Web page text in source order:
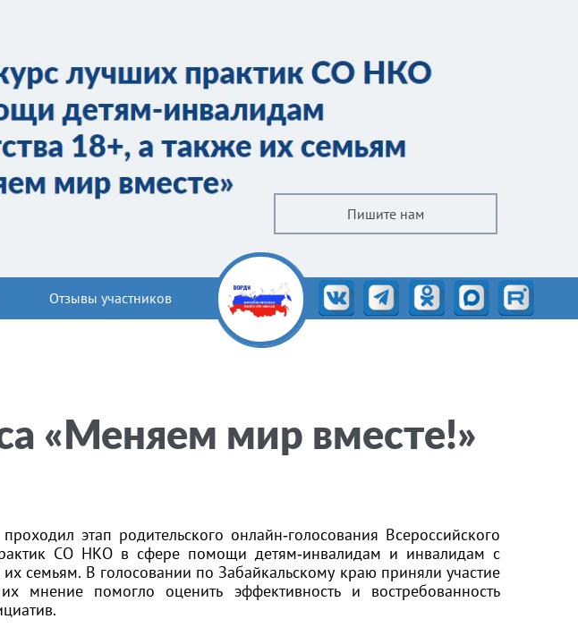
Пишите нам
Отзывы участников
«Меняем мир вместе!»
этап родительского онлайн‑голосования Всероссийского
СО НКО в сфере помощи детям‑инвалидам и инвалидам с
их семьям. В голосовании по Забайкальскому краю приняли участие
мнение помогло оценить эффективность и востребованность